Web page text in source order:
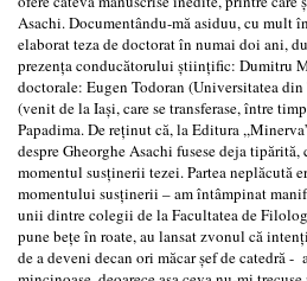
Asachi. Documentându-mă asiduu, cu mult
elaborat teza de doctorat în numai doi ani,
prezenţa conducătorului ştiinţific: Dumitru
doctorale: Eugen Todoran (Universitatea
(venit de la Iaşi, care se transferase, între
Papadima. De reţinut că, la Editura
despre Gheorghe Asachi fusese deja
momentul susţinerii tezei. Partea neplăcută
momentului susţinerii – am întâmpinat
unii dintre colegii de la Facultatea de
pune beţe în roate, au lansat zvonul că
de a deveni decan ori măcar şef de catedră